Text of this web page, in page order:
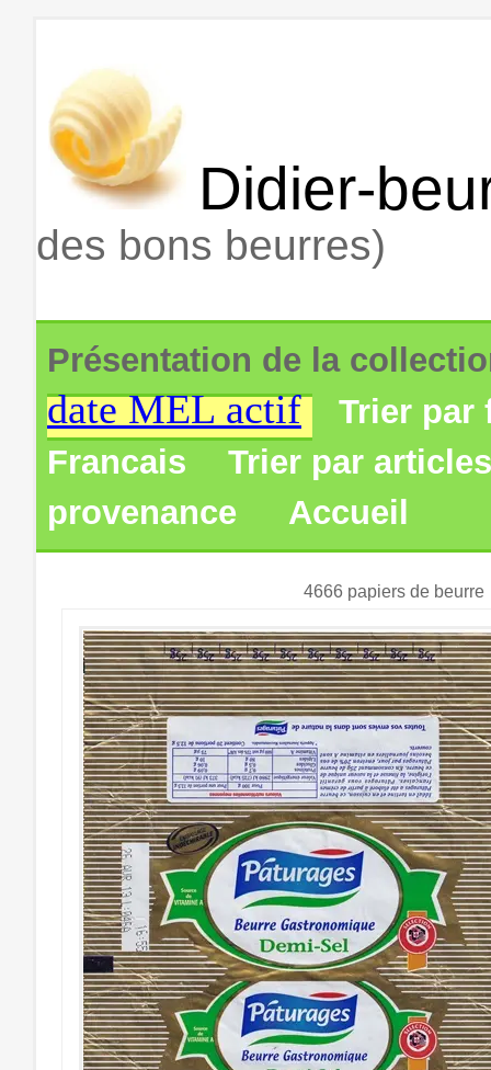
Didier-
des bons beurres)
Présentation de la
date MEL actif
Trier par
Francais
Trier par
provenance
Accueil
4666 papiers de beurre